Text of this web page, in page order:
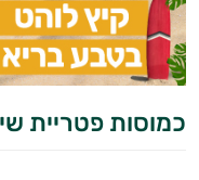
כמוסות פטריית